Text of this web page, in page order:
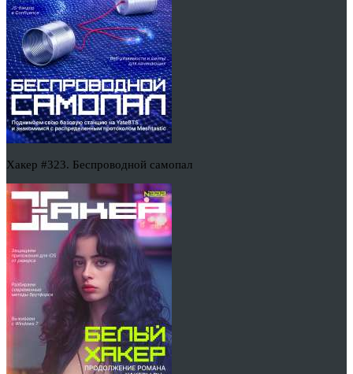
Хакер #323. Беспроводной самопал